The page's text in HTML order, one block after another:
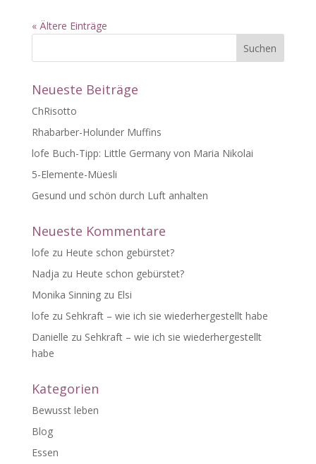
« Ältere Einträge
Neueste Beiträge
ChRisotto
Rhabarber-Holunder Muffins
lofe Buch-Tipp: Little Germany von Maria Nikolai
5-Elemente-Müesli
Gesund und schön durch Luft anhalten
Neueste Kommentare
lofe zu Heute schon gebürstet?
Nadja zu Heute schon gebürstet?
Monika Sinningzu Elsi
lofe zu Sehkraft – wie ich sie wiederhergestellt habe
Danielle zu Sehkraft – wie ich sie wiederhergestellt
habe
Kategorien
Bewusst leben
Blog
Essen